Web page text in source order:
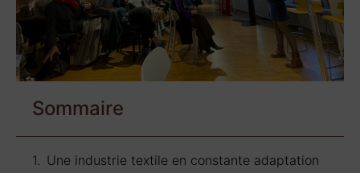
Sommaire
Une industrie textile en constante adaptation